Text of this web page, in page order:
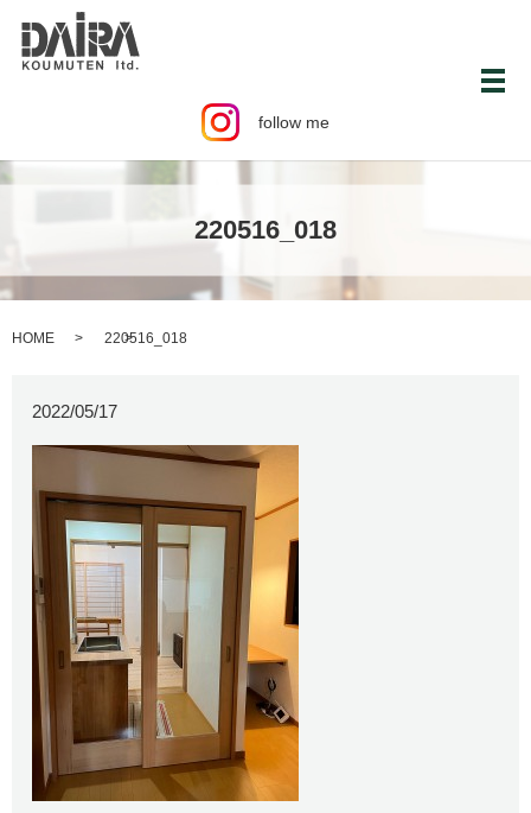
follow me
メ
220516_018
HOME 220516_018
2022/05/17